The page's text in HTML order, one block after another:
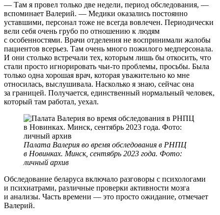
— Там я провел только две недели, период обследования, —
вспоминает Валерий. — Медики оказались постоянно
уставшими, персонал тоже не всегда вовлечен. Периодически
вели себя очень грубо по отношению к людям
с особенностями. Врачи отделения не воспринимали жалобы
пациентов всерьез. Там очень много пожилого медперсонала.
И они столько встречали тех, которым лишь бы откосить, что
стали просто игнорировать чьи-то проблемы, просьбы. Была
только одна хорошая врач, которая уважительно ко мне
относилась, выслушивала. Насколько я знаю, сейчас она
за границей. Получается, единственный нормальный человек,
который там работал, уехал.
Палата Валерия во время обследования в РНПЦ
в Новинках. Минск, сентябрь 2023 года. Фото:
личный архив
Обследование беларуса включало разговоры с психологами
и психиатрами, различные проверки активности мозга
и анализы. Часть времени — это просто ожидание, отмечает
Валерий.